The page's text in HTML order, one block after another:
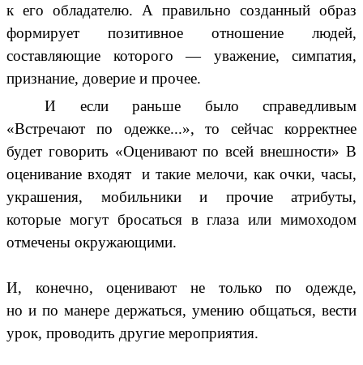
к его обладателю. А правильно созданный образ
формирует позитивное отношение людей,
составляющие которого — уважение, симпатия,
признание, доверие и прочее.
И если раньше было справедливым
«Встречают по одежке...», то сейчас корректнее
будет говорить «Оценивают по всей внешности» В
оценивание входят и такие мелочи, как очки, часы,
украшения, мобильники и прочие атрибуты,
которые могут бросаться в глаза или мимоходом
отмечены окружающими.
И, конечно, оценивают не только по одежде,
но и по манере держаться, умению общаться, вести
урок, проводить другие мероприятия.